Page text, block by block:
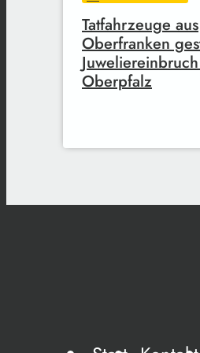
Tatfahrzeuge aus
Oberfranken
Oberpfalz